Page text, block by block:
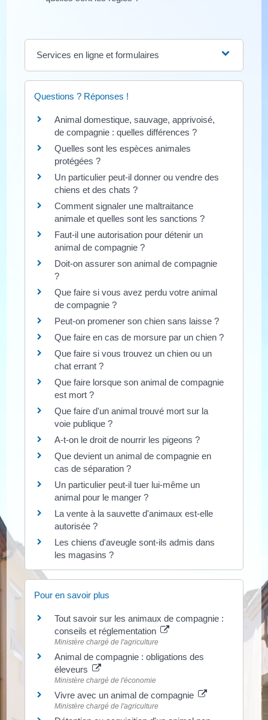
Services en ligne et formulaires
Questions ? Réponses !
Animal domestique, sauvage, apprivoisé,
de compagnie : quelles différences ?
Quelles sont les espèces animales
protégées ?
Un particulier peut-il donner ou vendre des
chiens et des chats ?
Comment signaler une maltraitance
animale et quelles sont les sanctions ?
Faut-il une autorisation pour détenir un
animal de compagnie ?
Doit-on assurer son animal de compagnie
?
Que faire si vous avez perdu votre animal
de compagnie ?
Peut-on promener son chien sans laisse ?
Que faire en cas de morsure par un chien ?
Que faire si vous trouvez un chien ou un
chat errant ?
Que faire lorsque son animal de compagnie
est mort ?
Que faire d'un animal trouvé mort sur la
voie publique ?
A-t-on le droit de nourrir les pigeons ?
Que devient un animal de compagnie en
cas de séparation ?
Un particulier peut-il tuer lui-même un
animal pour le manger ?
La vente à la sauvette d'animaux est-elle
autorisée ?
Les chiens d'aveugle sont-ils admis dans
les magasins ?
Pour en savoir plus
Tout savoir sur les animaux de compagnie :
conseils et réglementation
Ministère chargé de l'agriculture
Animal de compagnie : obligations des
éleveurs
Ministère chargé de l'économie
Vivre avec un animal de compagnie
Ministère chargé de l'agriculture